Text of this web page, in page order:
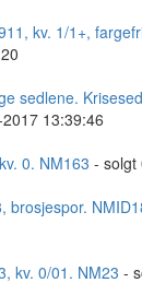
kv. 1/1+,
sedlene.
13:39:46
0. NM163 - solgt
brosjespor.
kv. 0/01. NM23 -